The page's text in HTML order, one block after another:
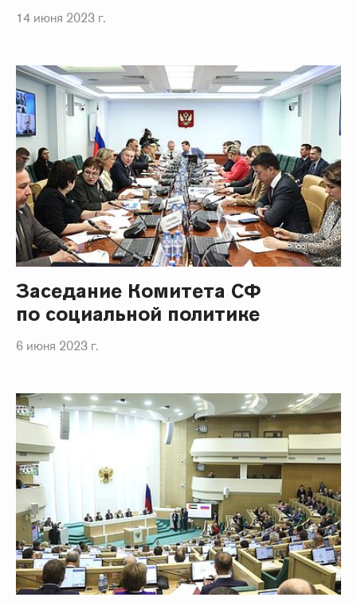
14 июня 2023 г.
Заседание Комитета СФ
по социальной политике
6 июня 2023 г.